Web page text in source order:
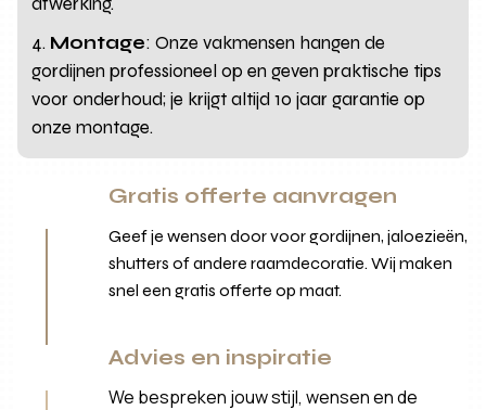
Montage: Onze vakmensen hangen de
gordijnen professioneel op en geven praktische tips
voor onderhoud; je krijgt altijd 10 jaar garantie op
onze montage.
Gratis offerte aanvragen
Geef je wensen door voor gordijnen, jaloezieën,
shutters of andere raamdecoratie. Wij maken
snel een gratis offerte op maat.
Advies en inspiratie
We bespreken jouw stijl, wensen en de